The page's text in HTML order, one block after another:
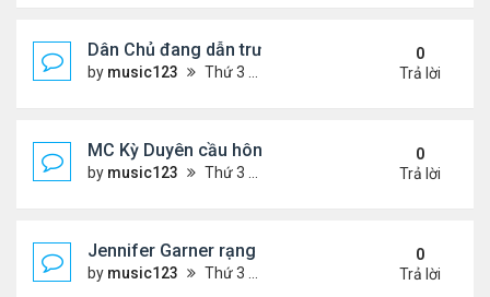
Dân Chủ đang dẫn trước Cộng Hòa trong các
by music123 Thứ 3 Tháng 8 04, 2026 6:17 pm
0
Trả lời
MC Kỳ Duyên cầu hôn lại chồng cũ
by music123 Thứ 3 Tháng 8 04, 2026 6:12 pm
0
Trả lời
Jennifer Garner rạng rỡ bên bạn trai kém 6 tuổi
by music123 Thứ 3 Tháng 8 04, 2026 6:06 pm
0
Trả lời